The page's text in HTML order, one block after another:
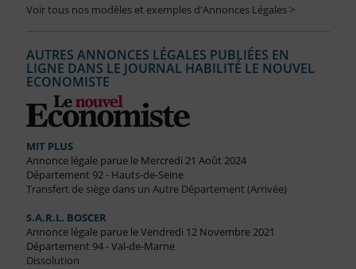
Voir tous nos modèles et exemples d'Annonces Légales >
AUTRES ANNONCES LÉGALES PUBLIÉES EN
LIGNE DANS LE JOURNAL HABILITÉ LE NOUVEL
ECONOMISTE
MIT PLUS
Annonce légale parue le Mercredi 21 Août 2024
Département 92 - Hauts-de-Seine
Transfert de siège dans un Autre Département (Arrivée)
S.A.R.L. BOSCER
Annonce légale parue le Vendredi 12 Novembre 2021
Département 94 - Val-de-Marne
Dissolution